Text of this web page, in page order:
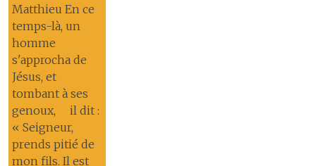
Matthieu En ce
temps-là, un
homme
s'approcha de
Jésus, et
tombant à ses
genoux, il dit :
« Seigneur,
prends pitié de
mon fils. Il est